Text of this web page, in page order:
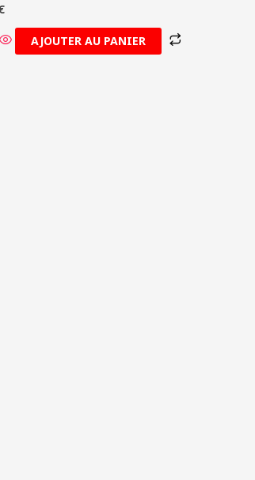
AJOUTER AU PANIER